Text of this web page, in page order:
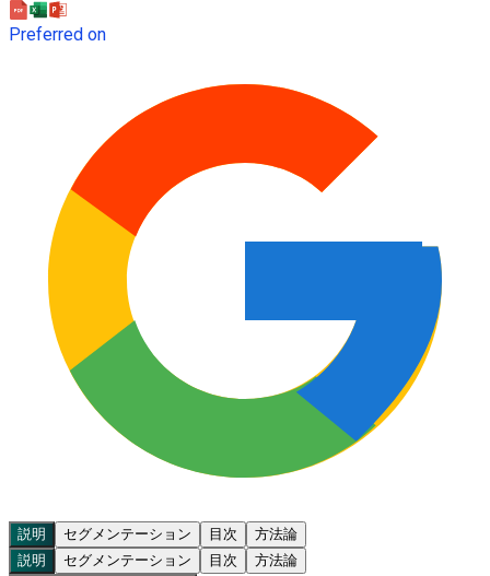
Preferred on
説明 セグメンテーション 目次
方法論
説明
セグメンテーション 目次
方法論